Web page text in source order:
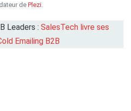
dePlezi.
Leaders : SalesTech livre ses
Emailing B2B